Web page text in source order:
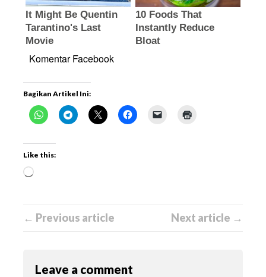
Komentar Facebook
Bagikan Artikel Ini:
Like this:
← Previous article Next article →
Leave a comment